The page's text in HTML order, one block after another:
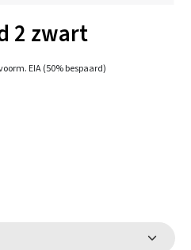
2 zwart
EIA(50% bespaard)